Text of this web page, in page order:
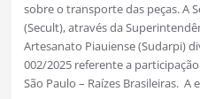
sobre o transporte das peças. A
(Secult), através da
Artesanato Piauiense (Sudarpi)
002/2025 referente a
São Paulo – Raízes Brasileiras.